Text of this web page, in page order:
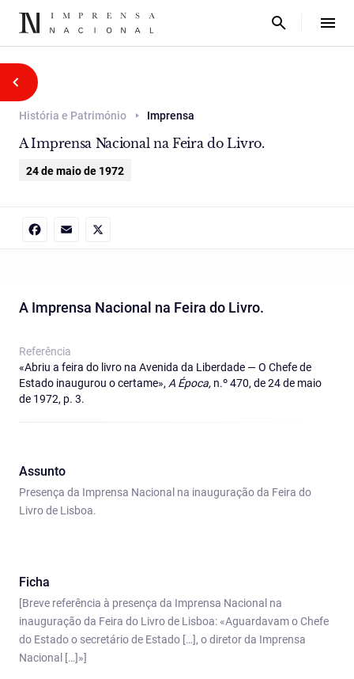
História e Património Imprensa
A Imprensa Nacional na Feira do Livro.
24 de maio de 1972
A Imprensa Nacional na Feira do Livro.
Referência
«Abriu a feira do livro na Avenida da Liberdade — O Chefe de
Estado inaugurou o certame», A Época, n.º 470, de 24 de maio
de 1972, p. 3.
Assunto
Presença da Imprensa Nacional na inauguração da Feira do
Livro de Lisboa.
Ficha
[Breve referência à presença da Imprensa Nacional na
inauguração da Feira do Livro de Lisboa: «Aguardavam o Chefe
do Estado o secretário de Estado […], o diretor da Imprensa
Nacional […]»]